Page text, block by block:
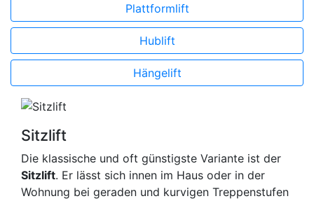
Plattformlift
Hublift
Hängelift
Sitzlift
Die klassische und oft günstigste Variante ist der
Sitzlift. Er lässt sich innen im Haus oder in der
Wohnung bei geraden und kurvigen Treppenstufen